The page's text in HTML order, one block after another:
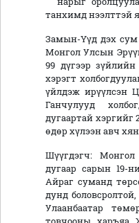
танхимд нээлттэй
Замын-Үүд дэх сум
Монгол Улсын
99 дүгээр
хэрэгт
үйлдэж ирүүлсэн
Ганчулууд
дугаартай хэргийг
өдөр хүлээн авч
Шүүгдэгч:
дугаар сарын 19-
Айраг суманд
дунд
Улаанбаатар